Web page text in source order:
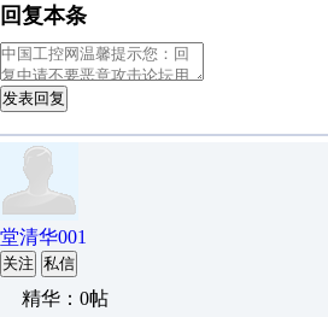
回复本条
发表回复
堂清华001
关注 私信
精华：0帖